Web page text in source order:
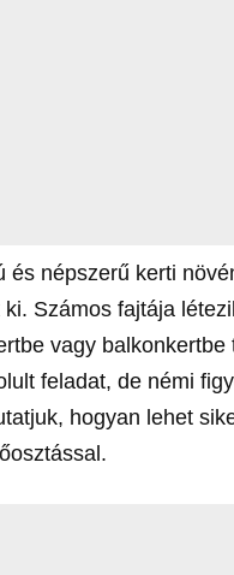
és népszerű kerti
Számos fajtája
vagy balkonkertbe
feladat, de némi
hogyan lehet